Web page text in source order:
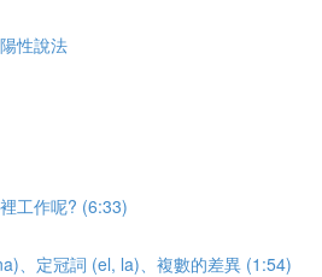
性說法
工作呢? (6:33)
、定冠詞 (el, la)、複數的差異 (1:54)